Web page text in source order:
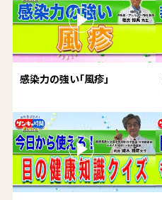
感染力の強い「風疹」